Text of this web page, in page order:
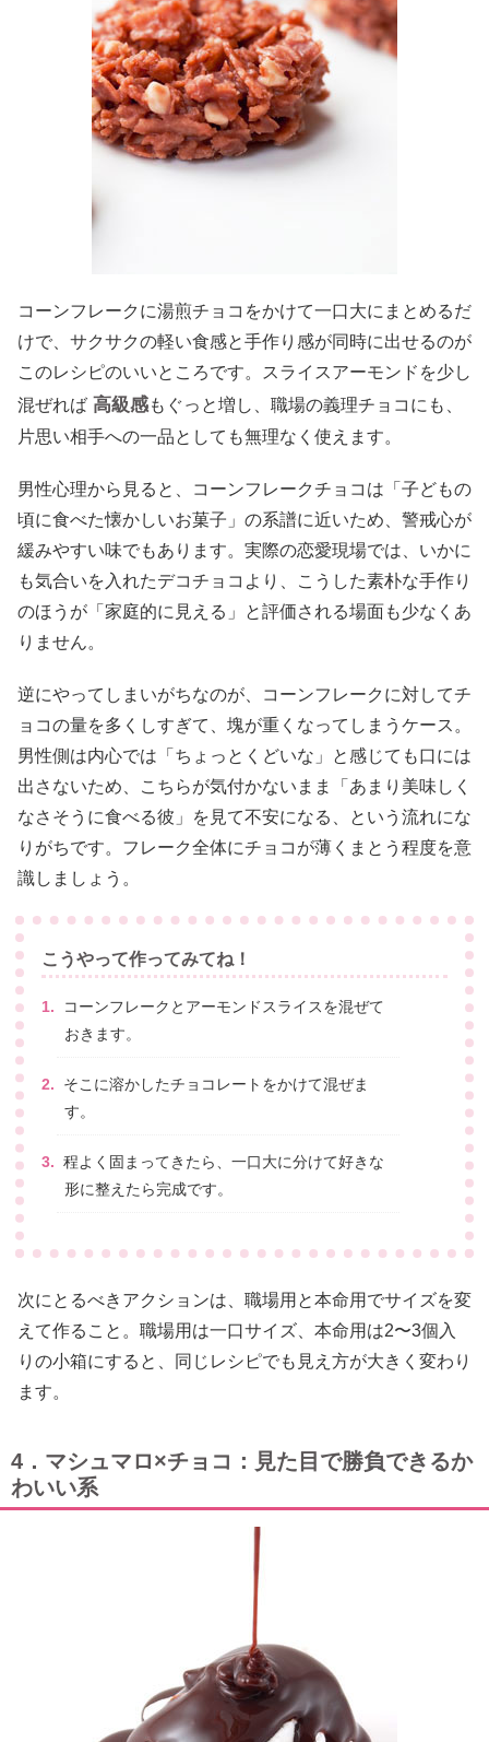
コーンフレークに湯煎チョコをかけて一口大にまとめるだ
けで、サクサクの軽い食感と手作り感が同時に出せるのが
このレシピのいいところです。スライスアーモンドを少し
混ぜれば 高級感もぐっと増し、職場の義理チョコにも、
片思い相手への一品としても無理なく使えます。
男性心理から見ると、コーンフレークチョコは「子どもの
頃に食べた懐かしいお菓子」の系譜に近いため、警戒心が
緩みやすい味でもあります。実際の恋愛現場では、いかに
も気合いを入れたデコチョコより、こうした素朴な手作り
のほうが「家庭的に見える」と評価される場面も少なくあ
りません。
逆にやってしまいがちなのが、コーンフレークに対してチ
ョコの量を多くしすぎて、塊が重くなってしまうケース。
男性側は内心では「ちょっとくどいな」と感じても口には
出さないため、こちらが気付かないまま「あまり美味しく
なさそうに食べる彼」を見て不安になる、という流れにな
りがちです。フレーク全体にチョコが薄くまとう程度を意
識しましょう。
こうやって作ってみてね！
コーンフレークとアーモンドスライスを混ぜて
おきます。
そこに溶かしたチョコレートをかけて混ぜま
す。
程よく固まってきたら、一口大に分けて好きな
形に整えたら完成です。
次にとるべきアクションは、職場用と本命用でサイズを変
えて作ること。職場用は一口サイズ、本命用は2〜3個入
りの小箱にすると、同じレシピでも見え方が大きく変わり
ます。
4．マシュマロ×チョコ：見た目で勝負できるか
わいい系